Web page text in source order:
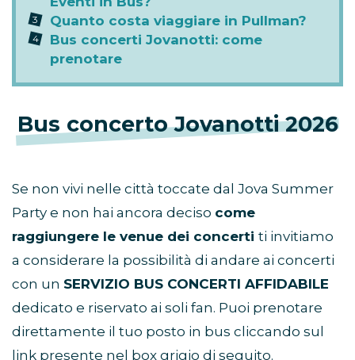
Quanto costa viaggiare in Pullman?
Bus concerti Jovanotti: come
prenotare
Bus concerto Jovanotti 2026
Se non vivi nelle città toccate dal Jova Summer
Party e non hai ancora deciso come
raggiungere le venue dei concerti ti invitiamo
a considerare la possibilità di andare ai concerti
con un SERVIZIO BUS CONCERTI AFFIDABILE
dedicato e riservato ai soli fan. Puoi prenotare
direttamente il tuo posto in bus cliccando sul
link presente nel box grigio di seguito.